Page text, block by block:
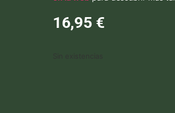
16,95 €